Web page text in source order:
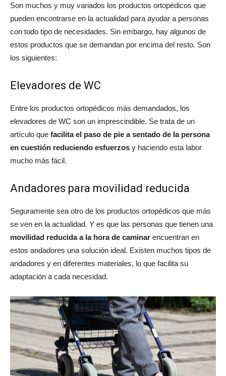
Son muchos y muy variados los productos ortopédicos que
pueden encontrarse en la actualidad para ayudar a personas
con todo tipo de necesidades. Sin embargo, hay algunos de
estos productos que se demandan por encima del resto. Son
los siguientes:
Elevadores de WC
Entre los productos ortopédicos más demandados, los
elevadores de WC son un imprescindible. Se trata de un
artículo que facilita el paso de pie a sentado de la persona
en cuestión reduciendo esfuerzos y haciendo esta labor
mucho más fácil.
Andadores para movilidad reducida
Seguramente sea otro de los productos ortopédicos que más
se ven en la actualidad. Y es que las personas que tienen una
movilidad reducida a la hora de caminar encuentran en
estos andadores una solución ideal. Existen muchos tipos de
andadores y en diferentes materiales, lo que facilita su
adaptación a cada necesidad.